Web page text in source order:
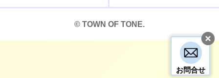
お問合せ
© TOWN OF TONE.